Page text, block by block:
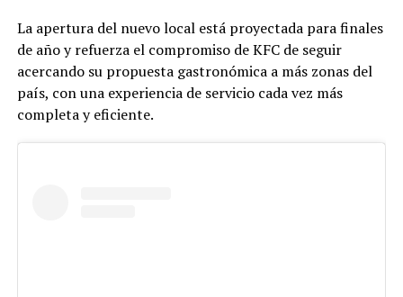
La apertura del nuevo local está proyectada para finales
de año y refuerza el compromiso de KFC de seguir
acercando su propuesta gastronómica a más zonas del
país, con una experiencia de servicio cada vez más
completa y eficiente.